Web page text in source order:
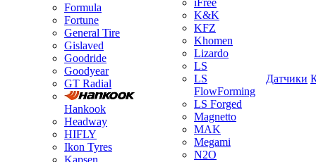
Formula
Fortune
General Tire
Gislaved
Goodride
Goodyear
GT Radial
Hankook
Headway
HIFLY
Ikon Tyres
Kapsen
iFree
K&K
KFZ
Khomen
Lizardo
LS
LS
FlowForming
LS Forged
Magnetto
MAK
Megami
N2O
Датчики